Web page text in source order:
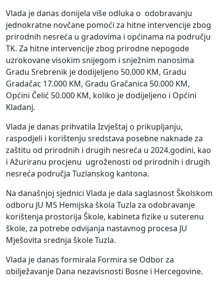
Vlada je danas donijela više odluka o odobravanju
jednokratne novčane pomoći za hitne intervencije zbog
prirodnih nesreća u gradovima i općinama na području
TK. Za hitne intervencije zbog prirodne nepogode
uzrokovane visokim snijegom i snježnim nanosima
Gradu Srebrenik je dodijeljeno 50.000 KM, Gradu
Gradačac 17.000 KM, Gradu Gračanica 50.000 KM,
Općini Čelić 50.000 KM, koliko je dodijeljeno i Općini
Kladanj.
Vlada je danas prihvatila Izvještaj o prikupljanju,
raspodjeli i korištenju sredstava posebne naknade za
zaštitu od prirodnih i drugih nesreća u 2024.godini, kao
i Ažuriranu procjenu ugroženosti od prirodnih i drugih
nesreća područja Tuzlanskog kantona.
Na današnjoj sjednici Vlada je dala saglasnost Školskom
odboru JU MS Hemijska škola Tuzla za odobravanje
korištenja prostorija Škole, kabineta fizike u suterenu
škole, za potrebe odvijanja nastavnog procesa JU
Mješovita srednja škole Tuzla.
Vlada je danas formirala Formira se Odbor za
obilježavanje Dana nezavisnosti Bosne i Hercegovine.